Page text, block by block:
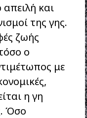
και
της γης.
ζωής
ο
με
η γη
Όσο